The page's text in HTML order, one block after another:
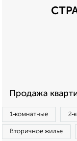
Продажа
1‑комнатные
Вторичное жилье